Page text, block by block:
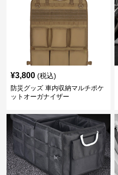
¥3,800 (税込)
防災グッズ 車内収納マルチポケ
ットオーガナイザー